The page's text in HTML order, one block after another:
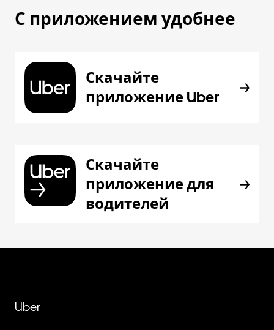
С приложением удобнее
Скачайте
приложение Uber
Скачайте
приложение для
водителей
Uber